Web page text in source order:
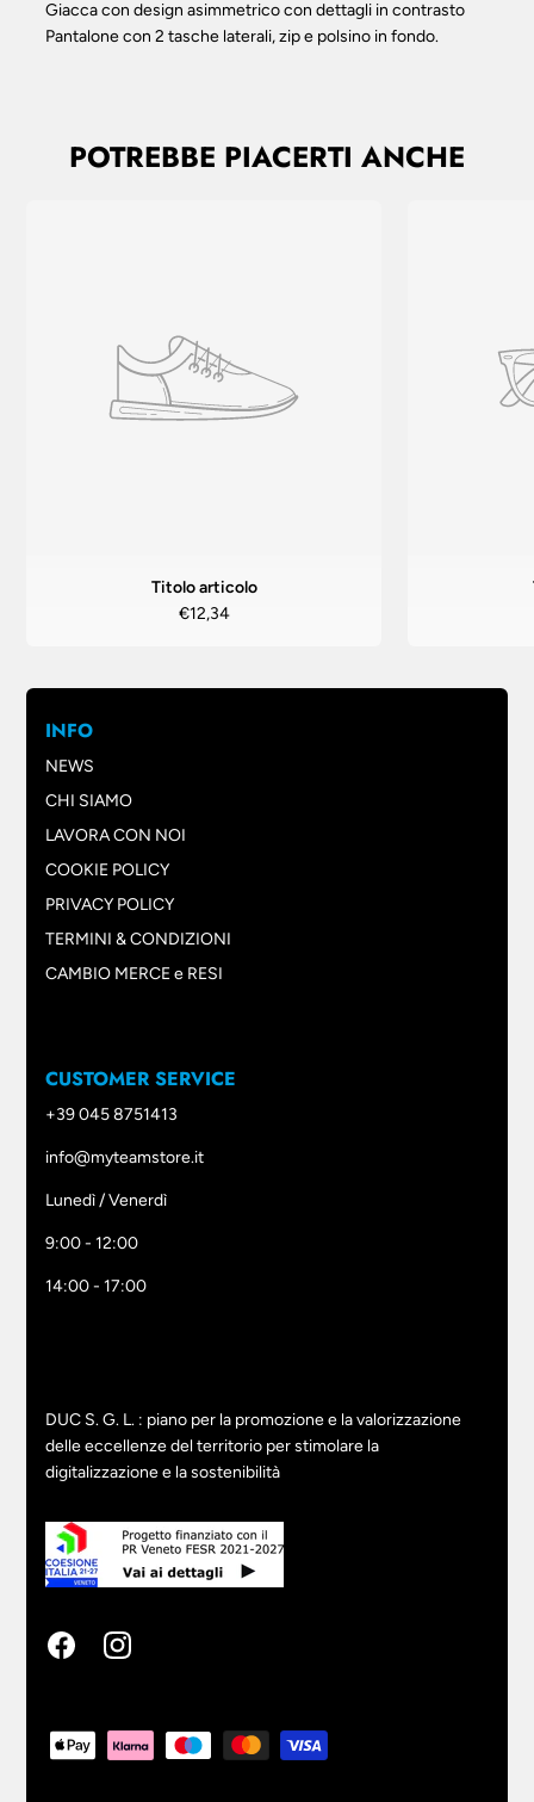
Giacca con design asimmetrico con dettagli in contrasto
Pantalone con 2 tasche laterali, zip e polsino in fondo.
POTREBBE PIACERTI ANCHE
Titolo articolo
€12,34
INFO
NEWS
CHI SIAMO
LAVORA CON NOI
COOKIE POLICY
PRIVACY POLICY
TERMINI & CONDIZIONI
CAMBIO MERCE e RESI
CUSTOMER SERVICE
+39 045 8751413
info@myteamstore.it
Lunedì / Venerdì
9:00 - 12:00
14:00 - 17:00
DUC S. G. L. : piano per la promozione e la valorizzazione
delle eccellenze del territorio per stimolare la
digitalizzazione e la sostenibilità